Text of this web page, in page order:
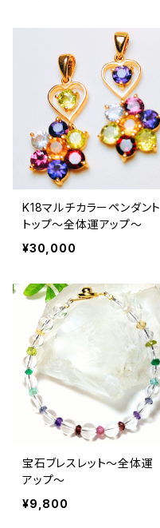
K18マルチカラーペンダント
トップ〜全体運アップ〜
¥30,000
宝石ブレスレット～全体運
アップ～
¥9,800